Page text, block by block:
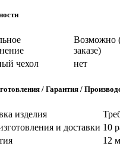
Возможно
заказе)
чехол
нет
/ Гарантия /
изделия
и доставки 10
12